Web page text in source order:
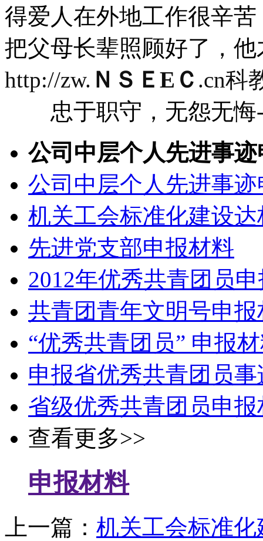
得爱人在外地工作很辛
把父母长辈照顾好了，
http://zw. ＮＳＥEＣ .cn科
忠于职守，无怨无悔
公司中层个人先进事
公司中层个人先进事
机关工会标准化建设
先进党支部申报材料
2012年优秀共青团员
共青团青年文明号申报
“优秀共青团员” 申报
申报省优秀共青团员
省级优秀共青团员申报
查看更多>>
申报材料
上一篇： 机关工会标准